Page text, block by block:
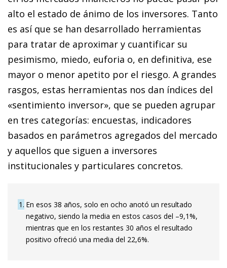
alto el estado de ánimo de los inversores. Tanto
es así que se han desarrollado herramientas
para tratar de aproximar y cuantificar su
pesimismo, miedo, euforia o, en definitiva, ese
mayor o menor apetito por el riesgo. A grandes
rasgos, estas herramientas nos dan índices del
«sentimiento inversor», que se pueden agrupar
en tres categorías: encuestas, indicadores
basados en parámetros agregados del mercado
y aquellos que siguen a inversores
institucionales y particulares concretos.
1 En esos 38 años, solo en ocho anotó un resultado
negativo, siendo la media en estos casos del –9,1%,
mientras que en los restantes 30 años el resultado
positivo ofreció una media del 22,6%.